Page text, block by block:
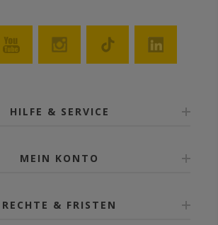
HILFE & SERVICE
MEIN KONTO
RECHTE & FRISTEN